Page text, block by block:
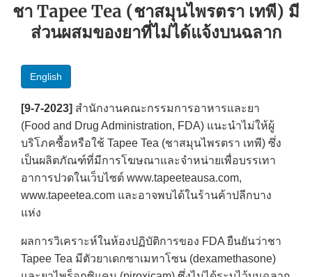
ชา Tapee Tea (ชาสมุนไพรตรา เทพี) มี
ส่วนผสมของยาที่ไม่ได้แจ้งบนฉลาก
English
[9-7-2023] สำนักงานคณะกรรมการอาหารและยา
(Food and Drug Administration, FDA) แนะนำไม่ให้ผู้
บริโภคซื้อหรือใช้ Tapee Tea (ชาสมุนไพรตรา เทพี) ซึ่ง
เป็นผลิตภัณฑ์ที่มีการโฆษณาและจำหน่ายเพื่อบรรเทา
อาการปวดในเว็บไซต์ www.tapeeteausa.com,
www.tapeetea.com และอาจพบได้ในร้านค้าปลีกบาง
แห่ง
ผลการวิเคราะห์ในห้องปฏิบัติการของ FDA ยืนยันว่าชา
Tapee Tea มีตัวยาเดกซาเมทาโซน (dexamethasone)